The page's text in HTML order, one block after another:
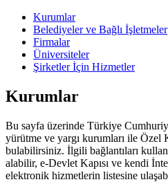
Kurumlar
Belediyeler ve Bağlı İşletmeler
Firmalar
Üniversiteler
Şirketler İçin Hizmetler
Kurumlar
Bu sayfa üzerinde Türkiye
yürütme ve yargı kurumları ile Özel
bulabilirsiniz. İlgili bağlantıları
alabilir, e-Devlet Kapısı ve kendi
elektronik hizmetlerin listesine